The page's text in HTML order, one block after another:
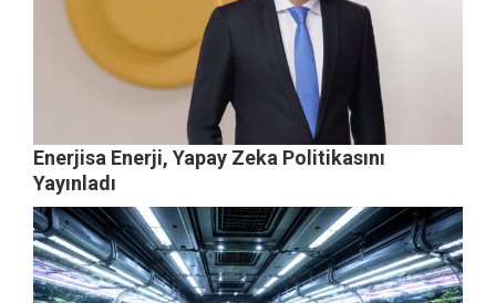
Enerjisa Enerji, Yapay Zeka Politikasını
Yayınladı